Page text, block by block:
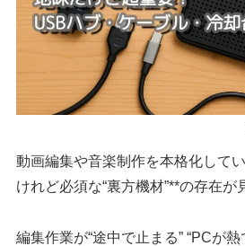
動画編集や音楽制作を本格化して
けれど必須な“裏方機材”**の存在が
編集作業が“途中で止まる” “PCが